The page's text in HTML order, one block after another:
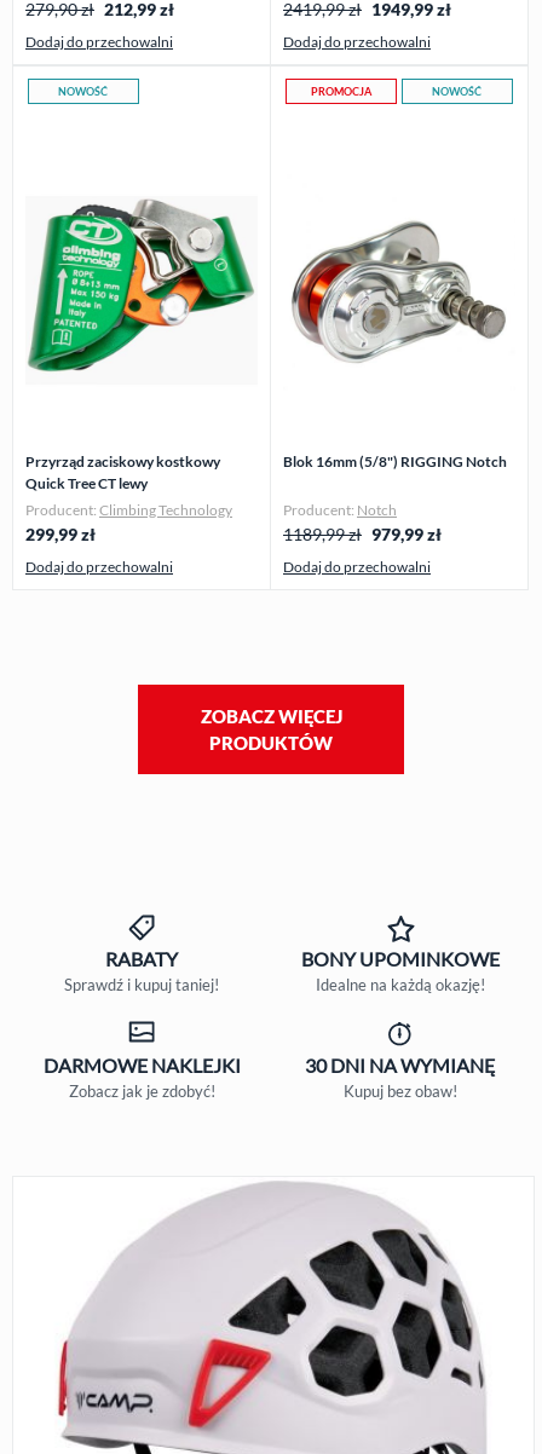
279,90 zł 212,99zł
Dodaj do przechowalni
2419,99 zł 1949,99zł
Dodaj do przechowalni
NOWOŚĆ
Przyrząd zaciskowy kostkowy
Quick Tree CT lewy
Producent: Climbing Technology
299,99zł
Dodaj do przechowalni
PROMOCJA NOWOŚĆ
Blok 16mm (5/8") RIGGING Notch
Producent: Notch
1189,99 zł 979,99zł
Dodaj do przechowalni
ZOBACZ WIĘCEJ
PRODUKTÓW
RABATY
Sprawdź i kupuj taniej!
BONYUPOMINKOWE
Idealne na każdą okazję!
DARMOWENAKLEJKI
Zobacz jak je zdobyć!
30 DNI NA WYMIANĘ
Kupuj bez obaw!